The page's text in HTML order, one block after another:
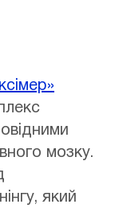
мозку.
який